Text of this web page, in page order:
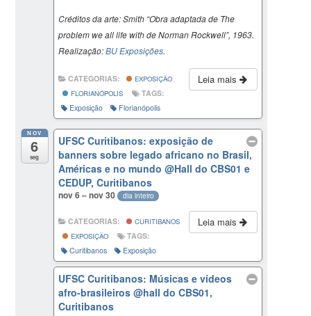
Créditos da arte: Smith “Obra adaptada de The
problem we all life with de Norman Rockwell”, 1963.
Realização:BU Exposições.
Leia mais
CATEGORIAS:
EXPOSIÇÃO
FLORIANÓPOLIS
TAGS:
Exposição
Florianópolis
NOV
6
seg
UFSC Curitibanos: exposição de
banners sobre legado africano no Brasil,
Américas e no mundo@Hall do CBS01 e
CEDUP, Curitibanos
nov 6 – nov 30 dia inteiro
Leia mais
CATEGORIAS:
CURITIBANOS
EXPOSIÇÃO
TAGS:
Curitibanos
Exposição
UFSC Curitibanos: Músicas e vídeos
afro-brasileiros@hall do CBS01,
Curitibanos